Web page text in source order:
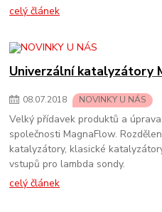
celý článek
Univerzální katalyzátory
08.07.2018 NOVINKY U NÁS
Velký přídavek produktů a
společnosti MagnaFlow.
katalyzátory, klasické
vstupů pro lambda sondy.
celý článek